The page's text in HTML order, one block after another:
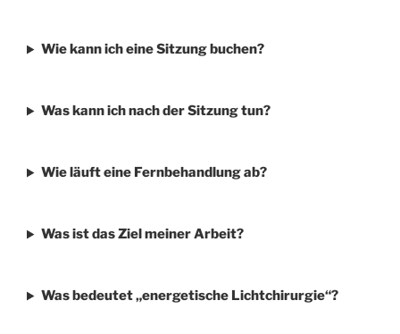
Wie kann ich eine Sitzung buchen?
Was kann ich nach der Sitzung tun?
Wie läuft eine Fernbehandlung ab?
Was ist das Ziel meiner Arbeit?
Was bedeutet „energetische Lichtchirurgie“?